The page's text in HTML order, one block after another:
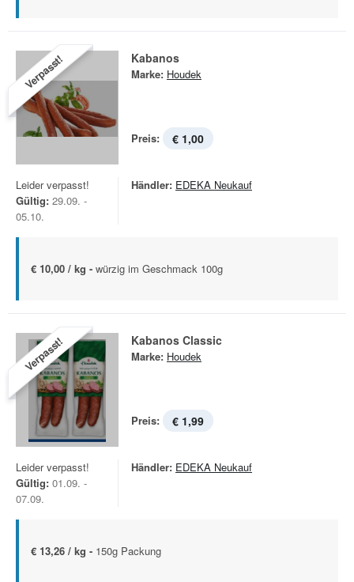
Verpasst! Kabanos
Marke: Houdek
Preis: € 1,00
Leider verpasst!
Gültig: 29.09. -
05.10.
Händler: EDEKA Neukauf
€ 10,00 / kg - würzig im Geschmack 100g
Verpasst! Kabanos Classic
Marke: Houdek
Preis: € 1,99
Leider verpasst!
Gültig: 01.09. -
07.09.
Händler: EDEKA Neukauf
€ 13,26 / kg - 150g Packung